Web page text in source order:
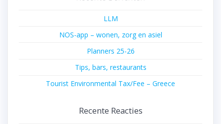
LLM
NOS-app – wonen, zorg en asiel
Planners 25-26
Tips, bars, restaurants
Tourist Environmental Tax/Fee – Greece
Recente Reacties